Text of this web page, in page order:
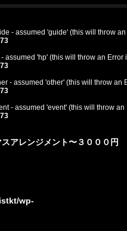
- assumed 'guide' (this will throw
73
assumed 'hp' (this will throw an
73
- assumed 'other' (this will throw
73
- assumed 'event' (this will throw
73
wp-
アレンジメント〜３０００円